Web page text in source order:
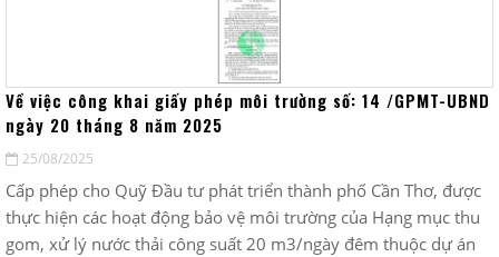
Về việc công khai giấy phép môi trường số: 14 /GPMT-UBND
ngày 20 tháng 8 năm 2025
25/08/2025
Cấp phép cho Quỹ Đầu tư phát triển thành phố Cần Thơ, được
thực hiện các hoạt động bảo vệ môi trường của Hạng mục thu
gom, xử lý nước thải công suất 20 m3/ngày đêm thuộc dự án